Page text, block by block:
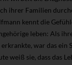
ihrer Familien
kennt die
leben: Als
war das ein
weiß sie, dass das